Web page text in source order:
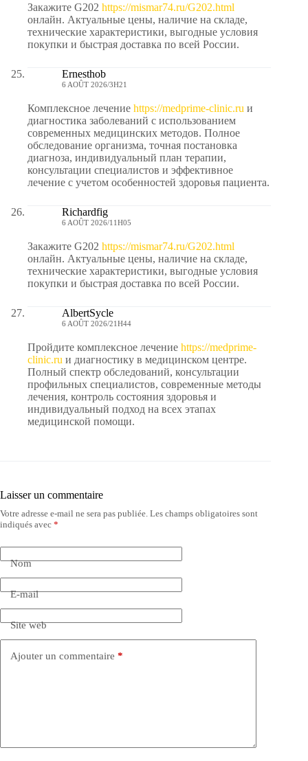
Закажите G202 https://mismar74.ru/G202.html
онлайн. Актуальные цены, наличие на складе,
технические характеристики, выгодные условия
покупки и быстрая доставка по всей России.
Ernesthob
6 AOÛT 2026/3H21
Комплексное лечение https://medprime-clinic.ru и
диагностика заболеваний с использованием
современных медицинских методов. Полное
обследование организма, точная постановка
диагноза, индивидуальный план терапии,
консультации специалистов и эффективное
лечение с учетом особенностей здоровья пациента.
Richardfig
6 AOÛT 2026/11H05
Закажите G202 https://mismar74.ru/G202.html
онлайн. Актуальные цены, наличие на складе,
технические характеристики, выгодные условия
покупки и быстрая доставка по всей России.
AlbertSycle
6 AOÛT 2026/21H44
Пройдите комплексное лечение https://medprime-
clinic.ru и диагностику в медицинском центре.
Полный спектр обследований, консультации
профильных специалистов, современные методы
лечения, контроль состояния здоровья и
индивидуальный подход на всех этапах
медицинской помощи.
Laisser un commentaire
Votre adresse e-mail ne sera pas publiée. Les champs obligatoires sont
indiqués avec *
Nom
E-mail
Site web
Ajouter un commentaire *